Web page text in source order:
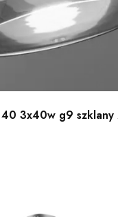
3x40w g9 szklany